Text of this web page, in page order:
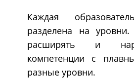
Каждая
разделена на
расширять и
компетенции с
разные уровни.